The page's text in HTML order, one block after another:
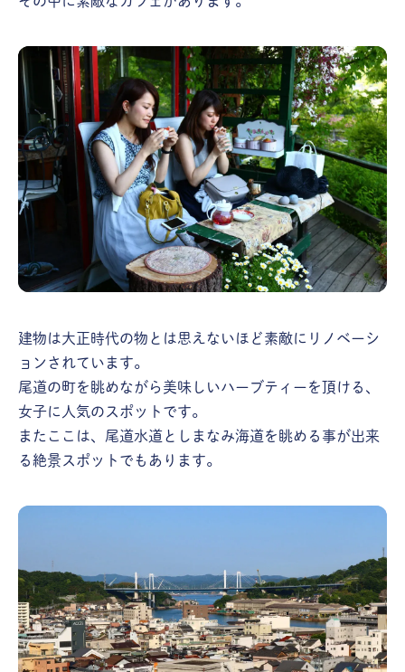
建物は大正時代の物とは思えないほど素敵にリノベーシ
ョンされています。
尾道の町を眺めながら美味しいハーブティーを頂ける、
女子に人気のスポットです。
またここは、尾道水道としまなみ海道を眺める事が出来
る絶景スポットでもあります。